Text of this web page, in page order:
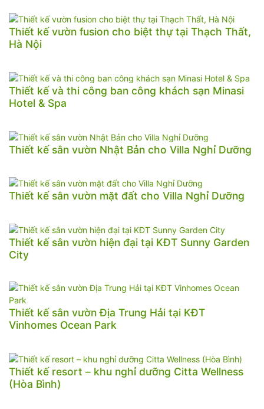
Thiết kế vườn fusion cho biệt thự tại Thạch Thất,
Hà Nội
Thiết kế và thi công ban công khách sạn Minasi
Hotel & Spa
Thiết kế sân vườn Nhật Bản cho Villa Nghỉ Dưỡng
Thiết kế sân vườn mặt đất cho Villa Nghỉ Dưỡng
Thiết kế sân vườn hiện đại tại KĐT Sunny Garden
City
Thiết kế sân vườn Địa Trung Hải tại KĐT
Vinhomes Ocean Park
Thiết kế resort – khu nghỉ dưỡng Citta Wellness
(Hòa Bình)